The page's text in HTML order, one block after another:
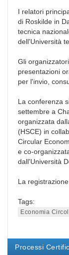
I relatori
di Roskilde in
tecnica
dell'Università
Gli
presentazioni
per l'invio,
La conferenza
settembre a
organizzata
(HSCE) in
Circular
e co-
dall'Università
La
Tags:
Economia
Processi